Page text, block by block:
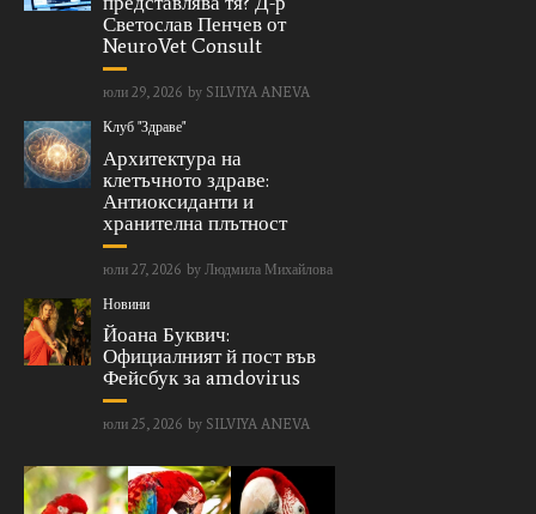
Светослав Пенчев от
NeuroVet Consult
юли 29, 2026 by SILVIYA ANEVA
Клуб "Здраве"
Архитектура на
клетъчното здраве:
Антиоксиданти и
хранителна плътност
юли 27, 2026 by Людмила Михайлова
Новини
Йоана Буквич:
Официалният й пост във
Фейсбук за amdovirus
юли 25, 2026 by SILVIYA ANEVA